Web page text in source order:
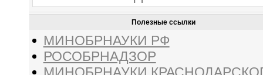
Полезные ссылки
МИНОБРНАУКИ РФ
РОСОБРНАДЗОР